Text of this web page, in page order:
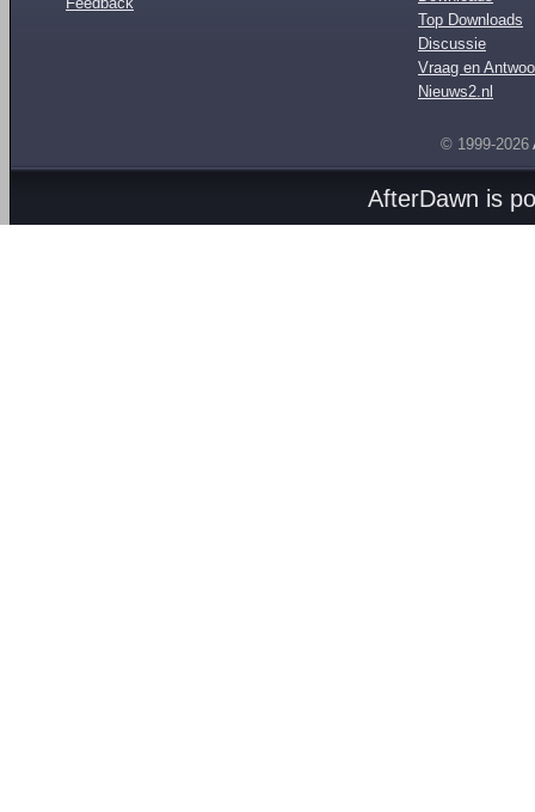
Top Downloads
Discussie
Vraag en
Nieuws2.nl
© 1999-2026
AfterDawn is